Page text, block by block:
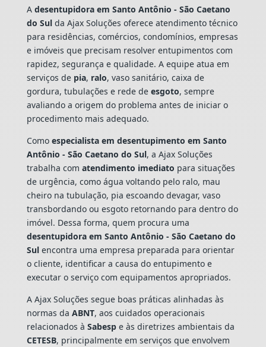
A desentupidora em Santo Antônio - São Caetano
do Sulda Ajax Soluções oferece atendimento técnico
para residências, comércios, condomínios, empresas
e imóveis que precisam resolver entupimentos com
rapidez, segurança e qualidade. A equipe atua em
serviços de pia, ralo, vaso sanitário, caixa de
gordura, tubulações e rede de esgoto, sempre
avaliando a origem do problema antes de iniciar o
procedimento mais adequado.
Como especialista em desentupimento em Santo
Antônio - São Caetano do Sul, a Ajax Soluções
trabalha com atendimento imediato para situações
de urgência, como água voltando pelo ralo, mau
cheiro na tubulação, pia escoando devagar, vaso
transbordando ou esgoto retornando para dentro do
imóvel. Dessa forma, quem procura uma
desentupidora em Santo Antônio - São Caetano do
Sulencontra uma empresa preparada para orientar
o cliente, identificar a causa do entupimento e
executar o serviço com equipamentos apropriados.
A Ajax Soluções segue boas práticas alinhadas às
normas da ABNT, aos cuidados operacionais
relacionados à Sabespe às diretrizes ambientais da
CETESB, principalmente em serviços que envolvem